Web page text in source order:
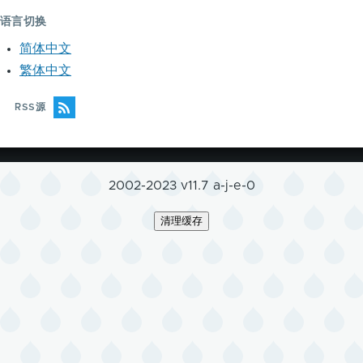
语言切换
简体中文
繁体中文
RSS源
2002-2023 v11.7 a-j-e-0